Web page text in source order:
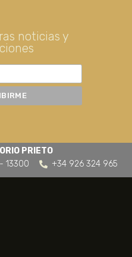
noticias y
PRIETO
13300
+34 926 324 965